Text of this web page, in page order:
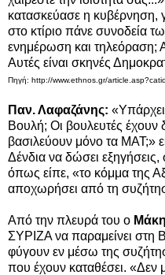
κατασκεύασε η κυβέρνηση,
στο κτίριο πάνε συνοδεία
ενημέρωση και τηλεόραση;
Αυτές είναι σκηνές
Πηγή: http://www.ethnos.gr/
Παν. Λαφαζάνης:
Βουλή; Οι βουλευτές έχουν
βασιλεύουν μόνο τα ΜΑΤ;»
Δένδια να δώσει εξηγήσεις,
όπως είπε, «το κόμμα της
αποχωρήσει από τη
Από την πλευρά του ο
ΣΥΡΙΖΑ να παραμείνει στη
φύγουν εν μέσω της
που έχουν καταθέσει.